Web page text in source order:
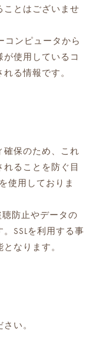
ことはございませ
ンピュータから
使用しているコ
る情報です。
確保のため、これ
ることを防ぐ目
使用しておりま
防止やデータの
SSLを利用する事
なります。
い。